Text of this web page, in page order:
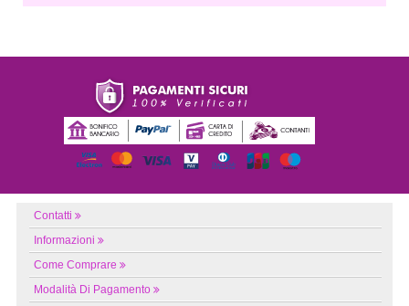
Contatti
Informazioni
Come Comprare
Modalità Di Pagamento